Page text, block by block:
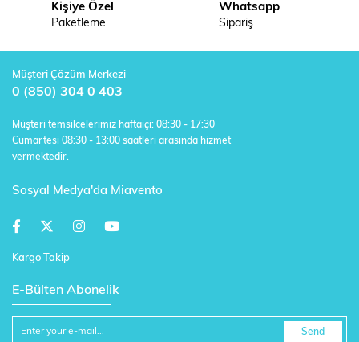
Kişiye Özel
Paketleme
Whatsapp
Sipariş
Müşteri Çözüm Merkezi
0 (850) 304 0 403
Müşteri temsilcelerimiz haftaiçi: 08:30 - 17:30
Cumartesi 08:30 - 13:00 saatleri arasında hizmet
vermektedir.
Sosyal Medya'da Miavento
Kargo Takip
E-Bülten Abonelik
Send